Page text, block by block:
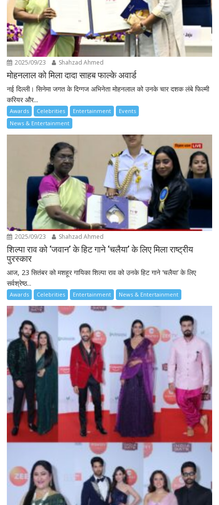
2025/09/23 Shahzad Ahmed
मोहनलाल को मिला दादा साहब फाल्के अवार्ड
नई दिल्ली। सिनेमा जगत के दिग्गज अभिनेता मोहनलाल को उनके चार दशक लंबे फिल्मी
करियर और...
Awards Celebrities Entertainment
Events
News & Entertainment
2025/09/23 Shahzad Ahmed
शिल्पा राव को ‘जवान’ के हिट गाने ‘चलैया’ के लिए मिला राष्ट्रीय
पुरस्कार
आज, 23 सितंबर को मशहूर गायिका शिल्पा राव को उनके हिट गाने ‘चलैया’ के लिए
सर्वश्रेष्ठ...
Awards Celebrities Entertainment News & Entertainment